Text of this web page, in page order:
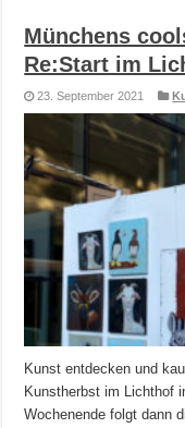
Münchens
Re:Start im
23. September 2021
Kunst entdecken und
Kunstherbst im Lichthof
Wochenende folgt dann